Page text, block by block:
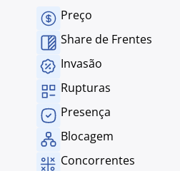
Preço
Share de Frentes
Invasão
Rupturas
Presença
Blocagem
Concorrentes